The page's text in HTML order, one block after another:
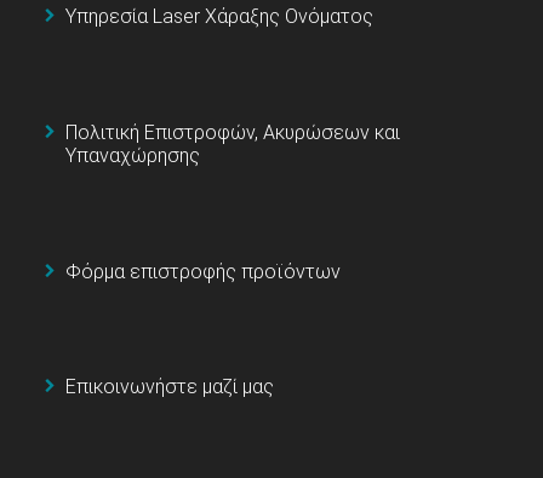
Υπηρεσία Laser Χάραξης Ονόματος
Πολιτική Επιστροφών, Ακυρώσεων και
Υπαναχώρησης
Φόρμα επιστροφής προϊόντων
Επικοινωνήστε μαζί μας